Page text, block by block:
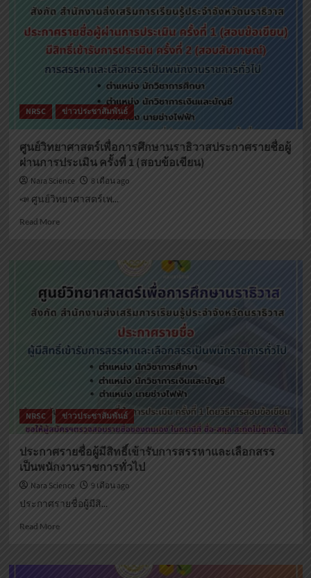
การ
นราธิวาส
เรื่อง
เวลา
NRSC ข่าวประชาสัมพันธ์
ศูนย์วิทยาศาสตร์เพื่อการศึกษานราธิวาสประกาศรายชื่อผู้
ผ่านการประเมิน ครั้งที่ 1 (สอบข้อเขียน)
Nara Science
8 เดือน ago
📣 ศูนย์วิทยาศาสตร์เพ...
Read MoreRead
เพื่อ
การ
ศึกษา
ราย
ประเมิน
ครั้ง
1
(สอบ
ข้อ
เขียน)
NRSC ข่าวประชาสัมพันธ์
ประกาศรายชื่อผู้มีสิทธิ์เข้ารับการสรรหาและเลือกสรร
เป็นพนักงานราชการทั่วไป
Nara Science
9 เดือน ago
ประกาศรายชื่อผู้มีสิ...
Read MoreRead
ประกาศ